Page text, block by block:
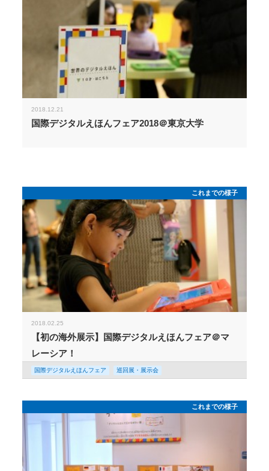
2018.12.21
国際デジタルえほんフェア2018＠東京大学
これまでの様子
2018.02.25
【初の海外展示】国際デジタルえほんフェア＠マ
レーシア！
国際デジタルえほんフェア 巡回展・展示会
これまでの様子